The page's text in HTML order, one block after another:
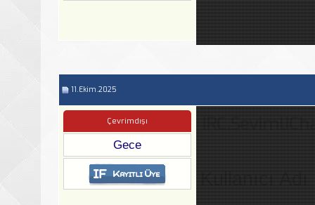
11.Ekim.2025
Çevrimdışı
Gece
Kullanıcı